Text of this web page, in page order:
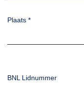
Plaats *
BNL Lidnummer